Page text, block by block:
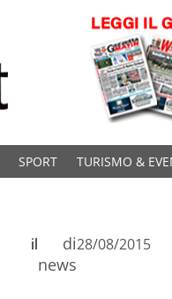
SPORT TURISMO &
di
news
il 28/08/2015